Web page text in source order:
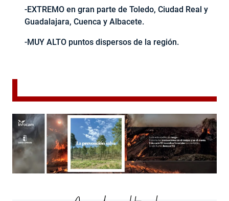
-EXTREMO en gran parte de Toledo, Ciudad Real y
Guadalajara, Cuenca y Albacete.
-MUY ALTO puntos dispersos de la región.